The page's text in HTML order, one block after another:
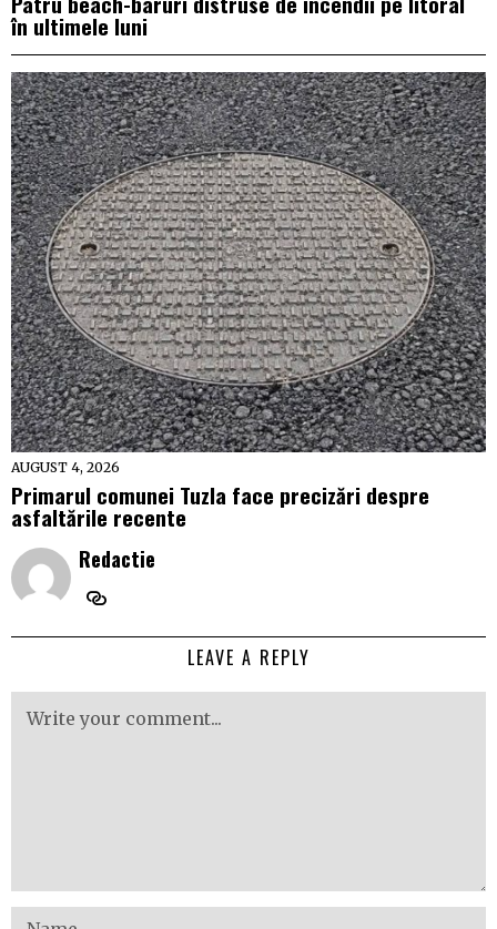
în ultimele luni
AUGUST 4, 2026
Primarul comunei Tuzla face precizări despre
asfaltările recente
Redactie
LEAVE A REPLY